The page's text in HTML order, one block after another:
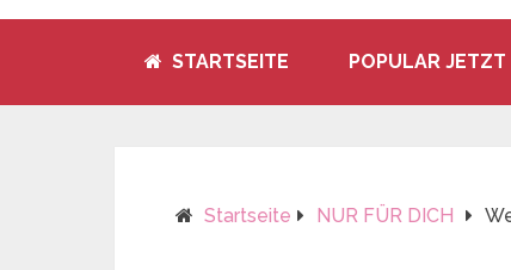
STARTSEITE POPULAR JETZT
Startseite NUR FÜR DICH